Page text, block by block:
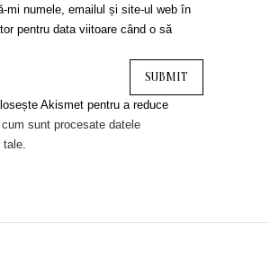
mi numele, emailul și site-ul web în
pentru data viitoare când o să
Akismet pentru a reduce
sunt procesate datele
tale.